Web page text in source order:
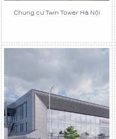
Chung cư Twin Tower Hà Nội